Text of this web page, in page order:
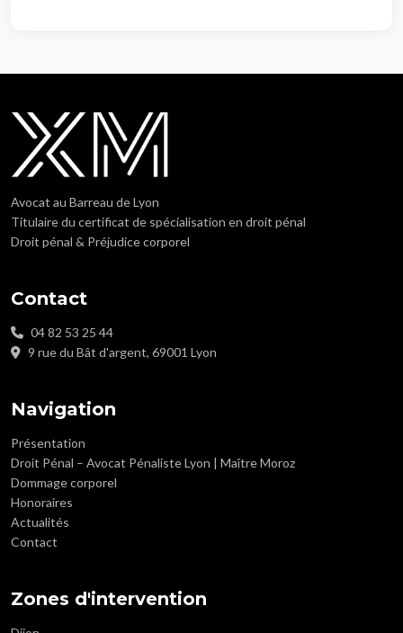
Avocat au Barreau de Lyon
Titulaire du certificat de spécialisation en droit pénal
Droit pénal & Préjudice corporel
Contact
04 82 53 25 44
9 rue du Bât d'argent, 69001 Lyon
Navigation
Présentation
Droit Pénal – Avocat Pénaliste Lyon | Maître Moroz
Dommage corporel
Honoraires
Actualités
Contact
Zones d'intervention